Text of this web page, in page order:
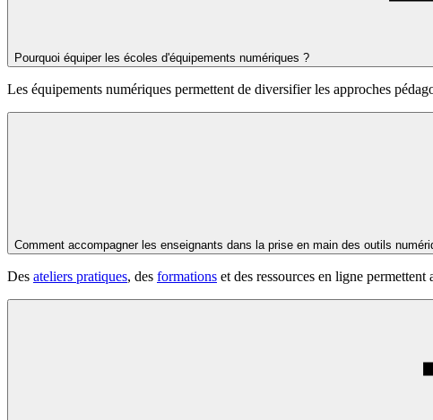
Pourquoi équiper les écoles d'équipements numériques ?
Les équipements numériques permettent de diversifier les approches
Comment accompagner les enseignants dans la prise en main des outils
Des ateliers pratiques, des formations et des ressources en ligne